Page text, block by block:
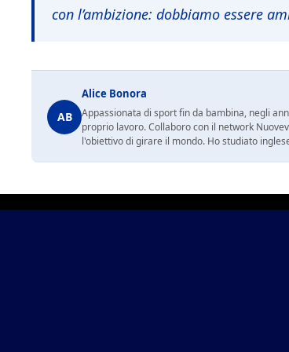
con l’ambizione: dobbiamo essere
AB
Alice Bonora
Appassionata di sport fin da bambina, negli
proprio lavoro. Collaboro con il network
l'obiettivo di girare il mondo. Ho studiato